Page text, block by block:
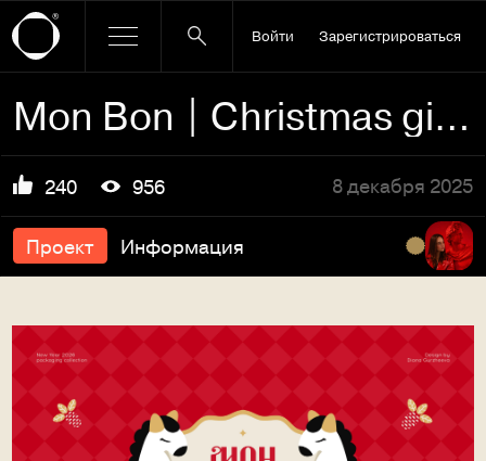
Войти Зарегистрироваться
Mon Bon | Christmas gift packaging
240 956 8 декабря 2025
Проект Информация